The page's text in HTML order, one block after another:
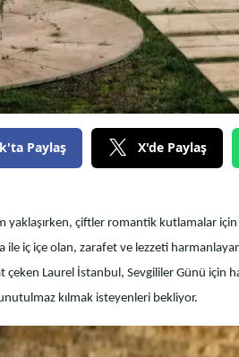
Paylaş X'de Paylaş
yaklaşırken, çiftler romantik kutlamalar
iç içe olan, zarafet ve lezzeti
Laurel İstanbul, Sevgililer Günü için
kılmak isteyenleri bekliyor.